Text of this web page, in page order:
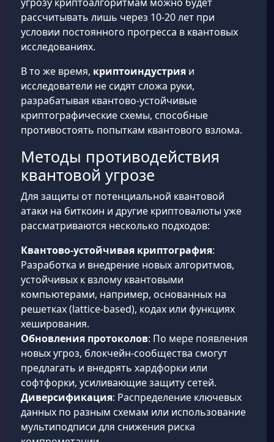
рассчитывать лишь через 10-20 лет при
условии постоянного прогресса в квантовых
исследованиях.
В то же время, криптоиндустрия и
исследователи не сидят сложа руки,
разрабатывая квантово-устойчивые
криптографические схемы, способные
противостоять попыткам квантового взлома.
Методы противодействия
квантовой угрозе
Для защиты от потенциальной квантовой
атаки на биткоин и другие криптовалюты уже
рассматриваются несколько подходов:
Квантово-устойчивая криптография:
Разработка и внедрение новых алгоритмов,
устойчивых к взлому квантовыми
компьютерами, например, основанных на
решетках (lattice-based), кодах или функциях
хеширования.
Обновления протоколов: По мере появления
новых угроз, блокчейн-сообщества смогут
предлагать и внедрять хардфорки или
софтфорки, усиливающие защиту сетей.
Диверсификация: Распределение ключевых
данных по разным схемам или использование
мультиподписи для снижения риска